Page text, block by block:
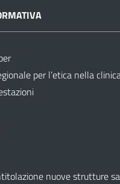
per l’etica nella
nuove strutture